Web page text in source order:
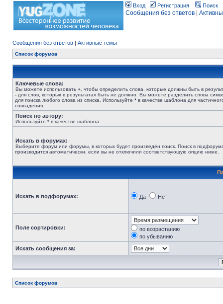
Вход Регистрация Поиск
Сообщения без ответов
Сообщения без ответов | Активные темы
Список форумов
Ключевые слова:
Вы можете использовать + , чтобы определить слова, которые должны быть в
- для слов, которых в результатах быть не должно. Вы можете разделить слова
для поиска любого слова из списка. Используйте * в качестве шаблона для
совпадения.
Поиск по автору:
Используйте * в качестве шаблона.
Искать в форумах:
Выберите форум или форумы, в которых будет произведён поиск. Поиск в
производится автоматически, если вы не отключили соответствующую опцию ниже.
Искать в подфорумах: Да Нет
Поле сортировки:
по возрастанию
по убыванию
Искать сообщения за:
Список форумов